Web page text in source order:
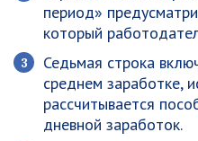
период»
который
Седьмая строка
среднем заработке,
рассчитывается
дневной заработок.